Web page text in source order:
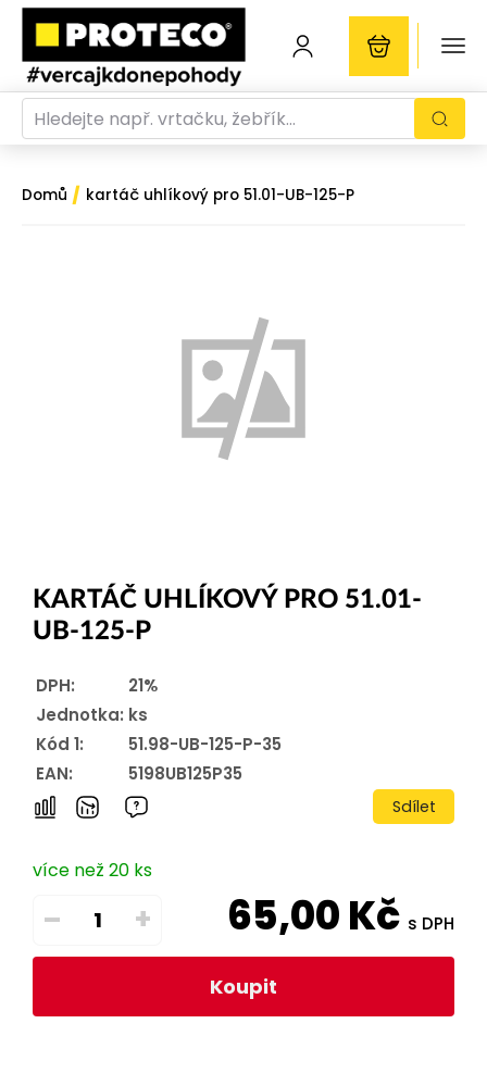
Domů / kartáč uhlíkový pro 51.01-UB-125-P
KARTÁČ UHLÍKOVÝ PRO 51.01-
UB-125-P
DPH:
21%
Jednotka: ks
Kód 1:
51.98-UB-125-P-35
EAN:
5198UB125P35
Sdílet
více než 20 ks
– + 65,00Kč s DPH
Koupit